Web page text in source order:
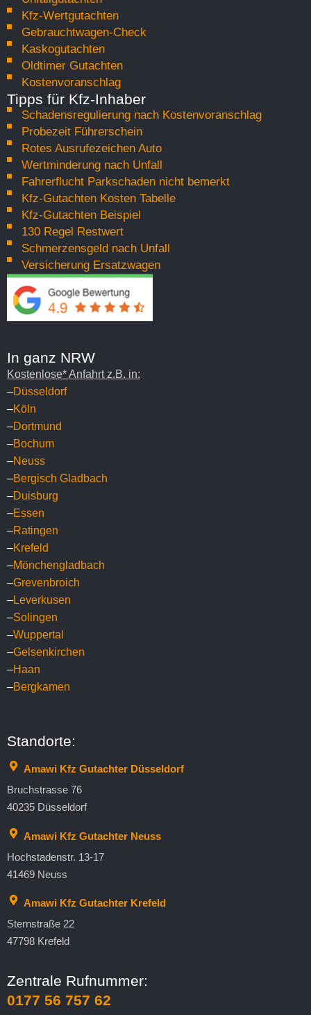
Kfz-Wertgutachten
Gebrauchtwagen-Check
Kaskogutachten
Oldtimer Gutachten
Kostenvoranschlag
Tipps für Kfz-Inhaber
Schadensregulierung nach Kostenvoranschlag
Probezeit Führerschein
Rotes Ausrufezeichen Auto
Wertminderung nach Unfall
Fahrerflucht Parkschaden nicht bemerkt
Kfz-Gutachten Kosten Tabelle
Kfz-Gutachten Beispiel
130 Regel Restwert
Schmerzensgeld nach Unfall
Versicherung Ersatzwagen
In ganz NRW
Kostenlose* Anfahrt z.B. in:
–Düsseldorf
–Köln
–Dortmund
–Bochum
–Neuss
–Bergisch Gladbach
–Duisburg
–Essen
–Ratingen
–Krefeld
–Mönchengladbach
–Grevenbroich
–Leverkusen
–Solingen
–Wuppertal
–Gelsenkirchen
–Haan
–Bergkamen
Standorte:
Amawi Kfz Gutachter Düsseldorf
Bruchstrasse 76
40235 Düsseldorf
Amawi Kfz Gutachter Neuss
Hochstadenstr. 13-17
41469 Neuss
Amawi Kfz Gutachter Krefeld
Sternstraße 22
47798 Krefeld
Zentrale Rufnummer:
0177 56 757 62